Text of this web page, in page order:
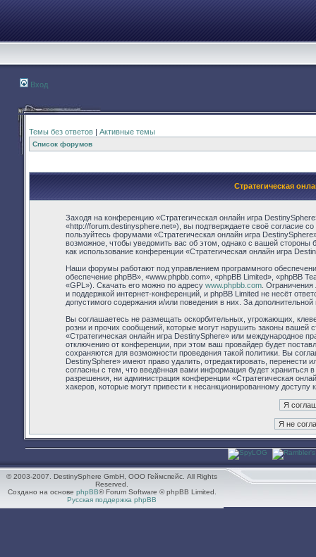
Вход
Темы без ответов | Активные темы
Список форумов
Стратегическая
Заходя на конференцию «Стратегическая онлайн игра
«http://forum.destinysphere.net»), вы подтверждаете своё согласие
пользуйтесь форумами «Стратегическая онлайн игра
возможное, чтобы уведомить вас об этом, однако с вашей стороны
как использование конференции «Стратегическая онлайн игра
Наши форумы работают под управлением программного
обеспечение phpBB», «www.phpbb.com», «phpBB Limited», «phpBB
«GPL»). Скачать его можно по адресу www.phpbb.com. Ограничения
и поддержкой интернет-конференций, и phpBB Limited не несёт
допустимого содержания и/или поведения в них. За
Вы соглашаетесь не размещать оскорбительных, угрожающих,
розни и прочих сообщений, которые могут нарушить законы вашей
«Стратегическая онлайн игра DestinySphere» или международное
отключению от конференции, при этом ваш провайдер будет
сохраняются для возможности проведения такой политики. Вы
DestinySphere» имеют право удалить, отредактировать,
согласны с тем, что введённая вами информация будет храниться
разрешения, ни администрация конференции «Стратегическая
хакеров, которые могут привести к несанкционированному доступу
© 2003-2007. DestinySphere GmbH, ООО Геймспейс. All Rights
Reserved.
Создано на основе phpBB® Forum Software © phpBB Limited.
Русская поддержка phpBB